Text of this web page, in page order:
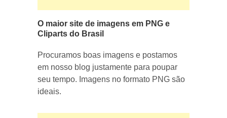
O maior site de imagens em PNG e
Cliparts do Brasil
Procuramos boas imagens e postamos
em nosso blog justamente para poupar
seu tempo. Imagens no formato PNG são
ideais.